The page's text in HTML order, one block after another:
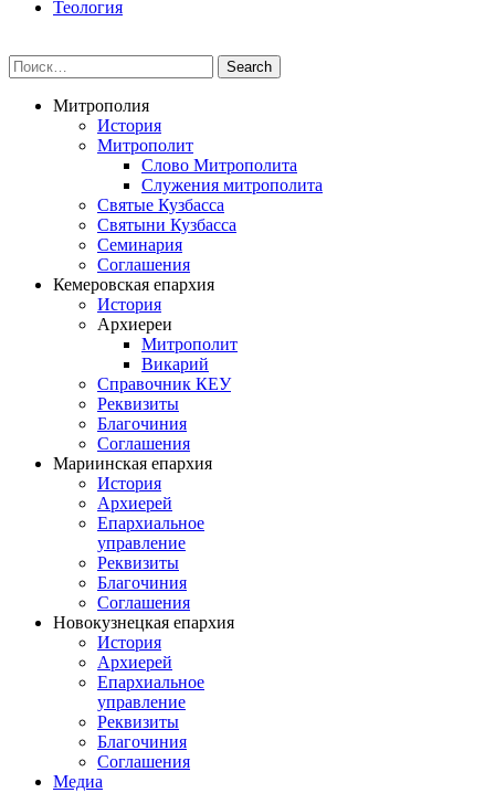
Теология
Митрополия
История
Митрополит
Слово Митрополита
Служения митрополита
Святые Кузбасса
Святыни Кузбасса
Семинария
Соглашения
Кемеровская епархия
История
Архиереи
Митрополит
Викарий
Справочник КЕУ
Реквизиты
Благочиния
Соглашения
Мариинская епархия
История
Архиерей
Епархиальное
управление
Реквизиты
Благочиния
Соглашения
Новокузнецкая епархия
История
Архиерей
Епархиальное
управление
Реквизиты
Благочиния
Соглашения
Медиа